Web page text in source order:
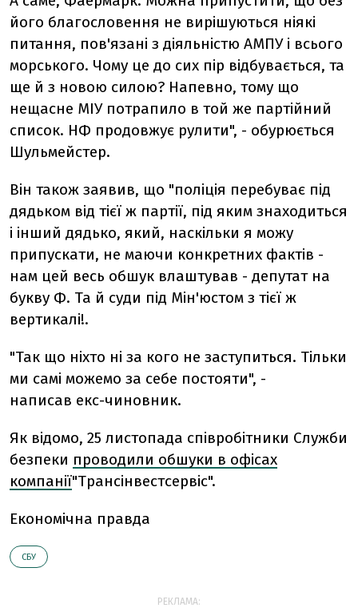
його благословення не вирішуються ніякі
питання, пов'язані з діяльністю АМПУ і всього
морського. Чому це до сих пір відбувається, та
ще й з новою силою? Напевно, тому що
нещасне МІУ потрапило в той же партійний
список. НФ продовжує рулити", - обурюється
Шульмейстер.
Він також заявив, що "поліція перебуває під
дядьком від тієї ж партії, під яким знаходиться
і інший дядько, який, наскільки я можу
припускати, не маючи конкретних фактів -
нам цей весь обшук влаштував - депутат на
букву Ф. Та й суди під Мін'юстом з тієї ж
вертикалі!.
"Так що ніхто ні за кого не заступиться. Тільки
ми самі можемо за себе постояти", -
написав екс-чиновник.
Як відомо, 25 листопада співробітники Служби
безпеки проводили обшуки в офісах
компанії"Трансінвестсервіс".
Економічна правда
СБУ
РЕКЛАМА: